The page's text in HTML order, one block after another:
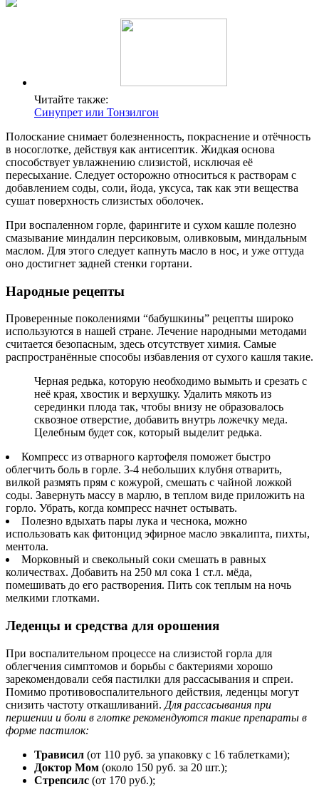
Читайте также:
Синупрет или Тонзилгон
Полоскание снимает болезненность, покраснение и отёчность
в носоглотке, действуя как антисептик. Жидкая основа
способствует увлажнению слизистой, исключая её
пересыхание. Следует осторожно относиться к растворам с
добавлением соды, соли, йода, уксуса, так как эти вещества
сушат поверхность слизистых оболочек.
При воспаленном горле, фарингите и сухом кашле полезно
смазывание миндалин персиковым, оливковым, миндальным
маслом. Для этого следует капнуть масло в нос, и уже оттуда
оно достигнет задней стенки гортани.
Народные рецепты
Проверенные поколениями “бабушкины” рецепты широко
используются в нашей стране. Лечение народными методами
считается безопасным, здесь отсутствует химия. Самые
распространённые способы избавления от сухого кашля такие.
Черная редька, которую необходимо вымыть и срезать с
неё края, хвостик и верхушку. Удалить мякоть из
серединки плода так, чтобы внизу не образовалось
сквозное отверстие, добавить внутрь ложечку меда.
Целебным будет сок, который выделит редька.
Компресс из отварного картофеля поможет быстро
облегчить боль в горле. 3-4 небольших клубня отварить,
вилкой размять прям с кожурой, смешать с чайной ложкой
соды. Завернуть массу в марлю, в теплом виде приложить на
горло. Убрать, когда компресс начнет остывать.
Полезно вдыхать пары лука и чеснока, можно
использовать как фитонцид эфирное масло эвкалипта, пихты,
ментола.
Морковный и свекольный соки смешать в равных
количествах. Добавить на 250 мл сока 1 ст.л. мёда,
помешивать до его растворения. Пить сок теплым на ночь
мелкими глотками.
Леденцы и средства для орошения
При воспалительном процессе на слизистой горла для
облегчения симптомов и борьбы с бактериями хорошо
зарекомендовали себя пастилки для рассасывания и спреи.
Помимо противовоспалительного действия, леденцы могут
снизить частоту откашливаний. Для рассасывания при
першении и боли в глотке рекомендуются такие препараты в
форме пастилок:
Трависил (от 110 руб. за упаковку с 16 таблетками);
Доктор Мом (около 150 руб. за 20 шт.);
Стрепсилс (от 170 руб.);